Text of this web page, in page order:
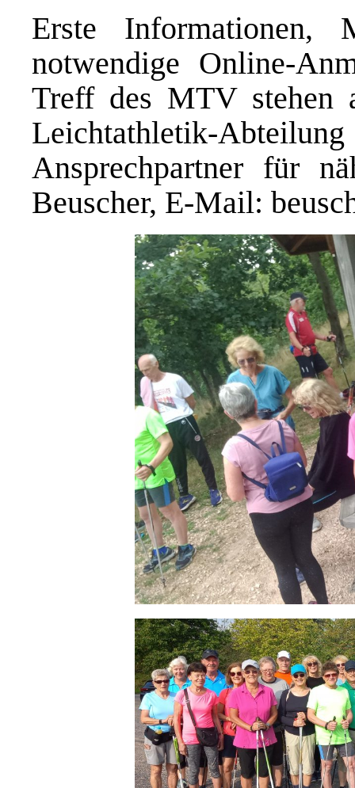
Erste Informationen,
notwendige Online-
Treff des MTV stehen
Leichtathletik-
Ansprechpartner für
Beuscher, E-Mail: